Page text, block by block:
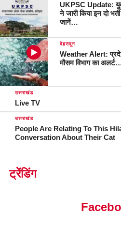
UKPSC Update:
ने जारी किया इन दो
जानें…
देहरादून
Weather Alert:
मौसम विभाग का
उत्तराखंड
Live TV
उत्तराखंड
People Are Relating To This
Conversation About Their Cat
ट्रेंडिंग